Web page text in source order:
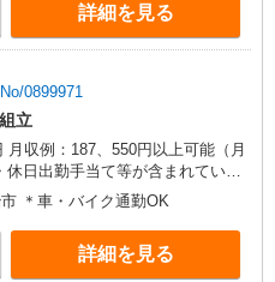
詳細を見る
0899971
立
月収例：187、550円以上可能（月
休日出勤手当て等が含まれていま
額支給
＊車・バイク通勤OK
詳細を見る